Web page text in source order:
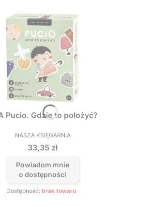
Pucio. Gdzie to położyć?
PRODUCENT
NASZA KSIĘGARNIA
Cena
33,35 zł
Powiadom mnie
o dostępności
Dostępność: brak towaru